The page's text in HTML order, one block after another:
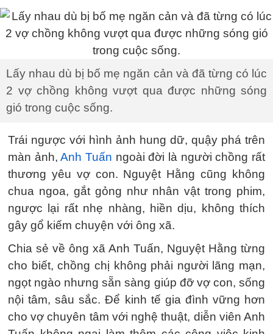
Lấy nhau dù bị bố mẹ ngăn cản và đã từng có lúc
2 vợ chồng không vượt qua được những sóng
gió trong cuộc sống.
Trái ngược với hình ảnh hung dữ, quậy phá trên
màn ảnh,Anh Tuấn ngoài đời là người chồng rất
thương yêu vợ con. Nguyệt Hằng cũng không
chua ngoa, gắt gỏng như nhân vật trong phim,
ngược lại rất nhẹ nhàng, hiền dịu, không thích
gây gổ kiếm chuyện với ông xã.
Chia sẻ về ông xã Anh Tuấn, Nguyệt Hằng từng
cho biết, chồng chị không phải người lãng mạn,
ngọt ngào nhưng sẵn sàng giúp đỡ vợ con, sống
nội tâm, sâu sắc. Để kinh tế gia đình vững hơn
cho vợ chuyên tâm với nghệ thuật, diễn viên Anh